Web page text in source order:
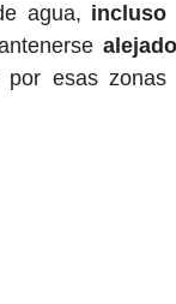
agua, incluso
por esas zonas